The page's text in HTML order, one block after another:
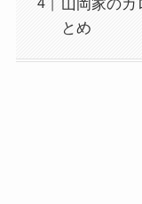
山岡家のカ
とめ